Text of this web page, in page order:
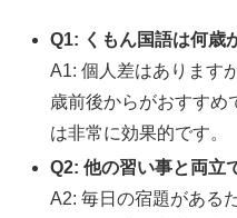
Q1: くもん国語は何歳
A1: 個人差はあります
歳前後からがおすすめ
は非常に効果的です。
Q2: 他の習い事と両立
A2: 毎日の宿題がある